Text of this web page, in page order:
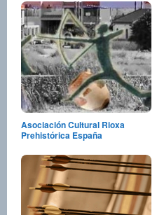
Asociación Cultural Rioxa
Prehistórica España